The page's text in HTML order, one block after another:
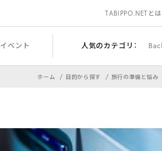
TABIPPO.NETとは
イベント 人気のカテゴリ：
ホーム 目的から探す 旅行の準備と悩み